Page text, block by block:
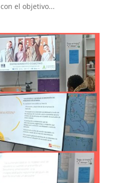
el objetivo...